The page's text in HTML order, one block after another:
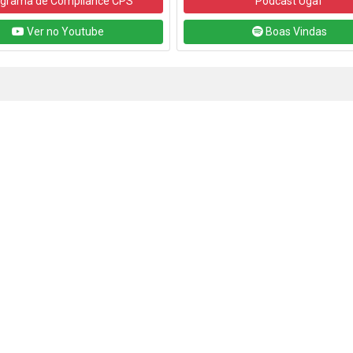
Ver no Youtube Boas Vindas